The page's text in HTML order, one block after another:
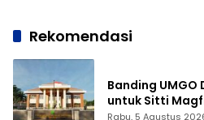
Rekomendasi
Banding UMGO
untuk Sitti
Rabu, 5 Agustus